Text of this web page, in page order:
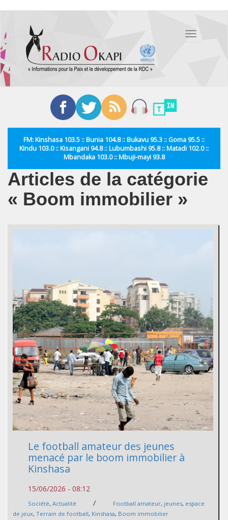
contenu
principal
Toggle
FM: Kinshasa 103.5 :: Bunia 104.8 :: Bukavu 95.3 :: Goma 95.5 ::
Kindu 103.0 :: Kisangani 94.8 :: Lubumbashi 95.8 :: Matadi 102.0 ::
Mbandaka 103.0 :: Mbuji-mayi 93.8
Articles de la catégorie
« Boom immobilier »
Le football amateur des jeunes
menacé par le boom immobilier à
Kinshasa
15/06/2026 - 08:12
Société, Actualité / Football amateur, jeunes, espace
de jeux, Terrain de football, Kinshasa, Boom immobilier